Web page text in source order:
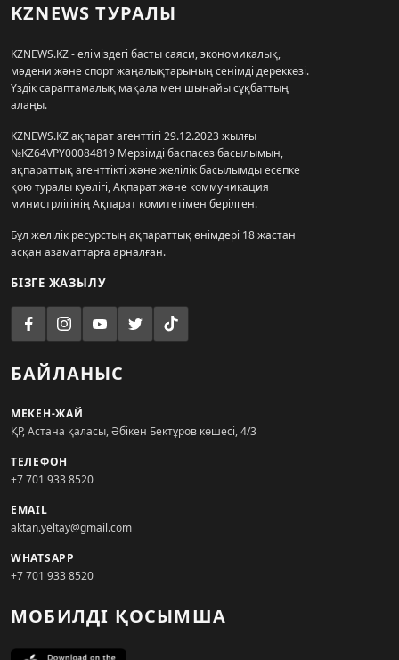
KZNEWS ТУРАЛЫ
KZNEWS.KZ - еліміздегі басты саяси, экономикалық,
мәдени және спорт жаңалықтарының сенімді дереккөзі.
Үздік сараптамалық мақала мен шынайы сұқбаттың
алаңы.
KZNEWS.KZ ақпарат агенттігі 29.12.2023 жылғы
№KZ64VPY00084819 Мерзімді баспасөз басылымын,
ақпараттық агенттікті және желілік басылымды есепке
қою туралы куәлігі, Ақпарат және коммуникация
министрлігінің Ақпарат комитетімен берілген.
Бұл желілік ресурстың ақпараттық өнімдері 18 жастан
асқан азаматтарға арналған.
БІЗГЕ ЖАЗЫЛУ
БАЙЛАНЫС
МЕКЕН-ЖАЙ
ҚР, Астана қаласы, Әбікен Бектұров көшесі, 4/3
ТЕЛЕФОН
+7 701 933 8520
EMAIL
aktan.yeltay@gmail.com
WHATSAPP
+7 701 933 8520
МОБИЛДІ ҚОСЫМША